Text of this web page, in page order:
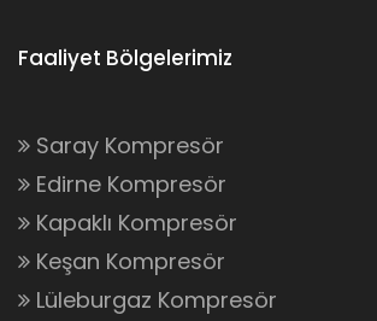
Faaliyet Bölgelerimiz
Saray Kompresör
Edirne Kompresör
Kapaklı Kompresör
Keşan Kompresör
Lüleburgaz Kompresör